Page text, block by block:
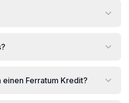
Ferratum Kredit?